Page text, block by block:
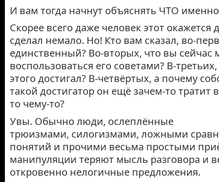
И вам тогда начнут объяснять ЧТО
Скорее всего даже человек этот
сделал немало. Но! Кто вам сказал, во-
единственный? Во-вторых, что вы сейчас
воспользоваться его советами? В-
этого достигал? В-четвёртых, а почему
такой достигатор он ещё зачем-то тратит
то чему-то?
Увы. Обычно люди, ослеплённые
трюизмами, силогизмами, ложными
понятий и прочими весьма простыми
манипуляции теряют мысль разговора и
откровенно нелогичные предложения.